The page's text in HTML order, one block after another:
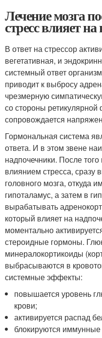
Лечение мозга
стресс влияет
В ответ на стрессор
вегетативная, и
системный ответ
приводит к выбросу
чрезмерную
со стороны
сопровождается
Гормональная система
ответа. И в этом звене
надпочечники. После того
влиянием стресса, сразу
головного мозга, откуда
гипоталамус, а затем в
вырабатывать
который влияет на
моментально
стероидные гормоны.
минералокортикоиды
выбрасываются в
системные эффекты:
повышается уровень
крови;
активируется распад
блокируются